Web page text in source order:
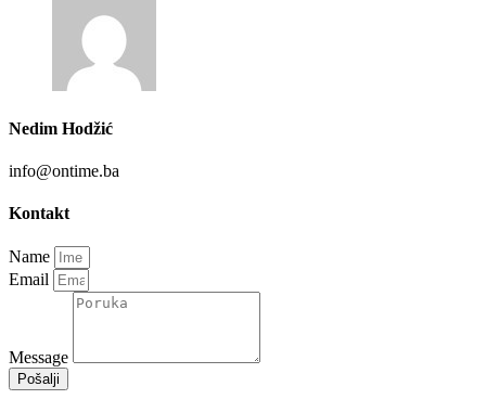
Nedim Hodžić
info@ontime.ba
Kontakt
Name
Email
Message
Pošalji